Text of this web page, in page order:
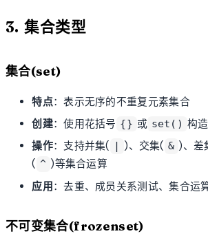
3. 集合类型
集合(set)
特点：表示无序的不重复元素集合
创建：使用花括号 {} 或 set() 构
操作：支持并集( )、交集( & )、差
( ^ )等集合运算
应用：去重、成员关系测试、集合运
不可变集合(frozenset)